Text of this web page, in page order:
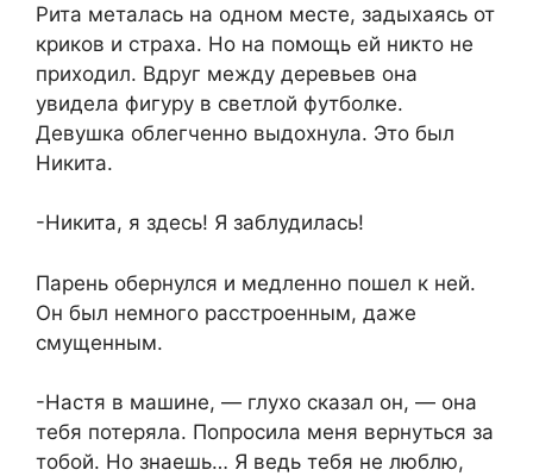
Рита металась на одном месте, задыхаясь от
криков и страха. Но на помощь ей никто не
приходил. Вдруг между деревьев она
увидела фигуру в светлой футболке.
Девушка облегченно выдохнула. Это был
Никита.
-Никита, я здесь! Я заблудилась!
Парень обернулся и медленно пошел к ней.
Он был немного расстроенным, даже
смущенным.
-Настя в машине, — глухо сказал он, — она
тебя потеряла. Попросила меня вернуться за
тобой. Но знаешь… Я ведь тебя не люблю,